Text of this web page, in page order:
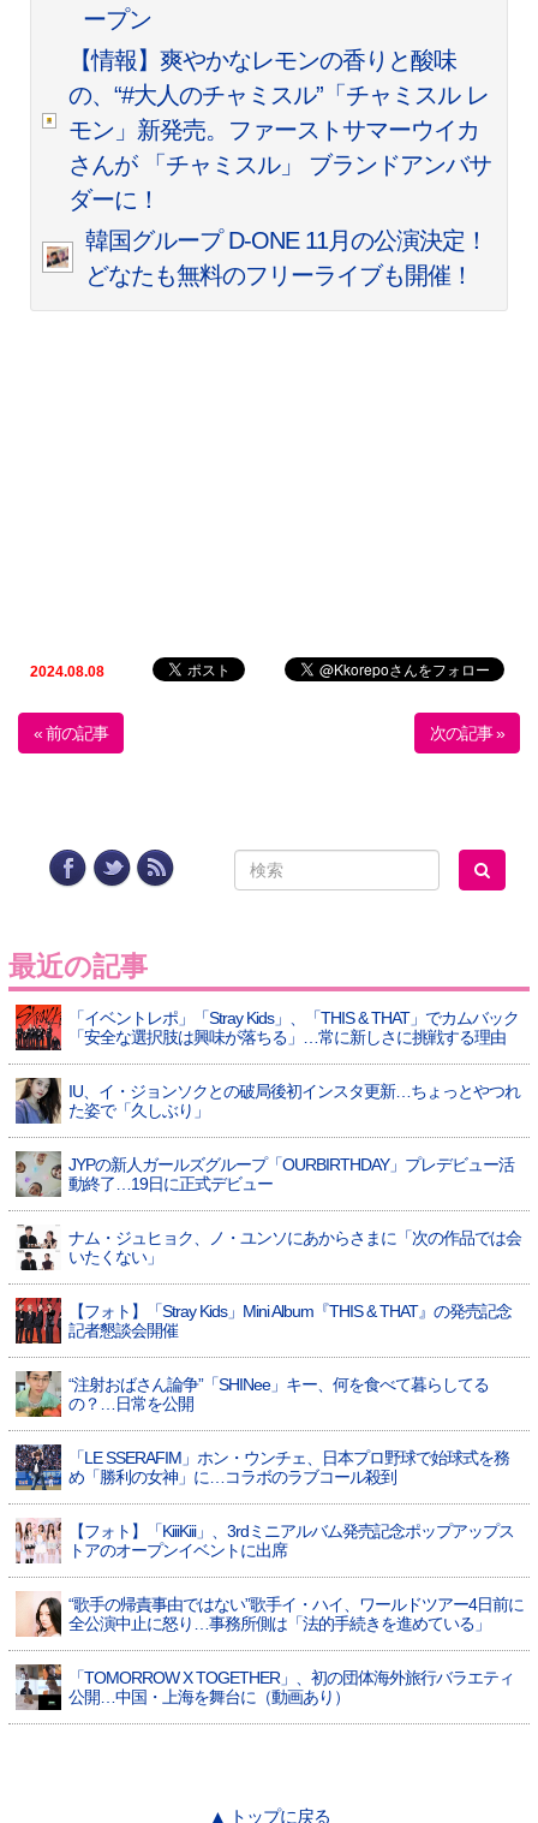
ープン
【情報】爽やかなレモンの香りと酸味
の、“#大人のチャミスル”「チャミスル レ
モン」新発売。ファーストサマーウイカ
さんが 「チャミスル」 ブランドアンバサ
ダーに！
韓国グループ D-ONE 11月の公演決定！
どなたも無料のフリーライブも開催！
2024.08.08
« 前の記事 次の記事 »
最近の記事
「イベントレポ」「Stray Kids」、「THIS & THAT」でカムバック
「安全な選択肢は興味が落ちる」…常に新しさに挑戦する理由
IU、イ・ジョンソクとの破局後初インスタ更新…ちょっとやつれ
た姿で「久しぶり」
JYPの新人ガールズグループ「OURBIRTHDAY」プレデビュー活
動終了…19日に正式デビュー
ナム・ジュヒョク、ノ・ユンソにあからさまに「次の作品では会
いたくない」
【フォト】「Stray Kids」Mini Album『THIS & THAT』の発売記念
記者懇談会開催
“注射おばさん論争”「SHINee」キー、何を食べて暮らしてる
の？…日常を公開
「LE SSERAFIM」ホン・ウンチェ、日本プロ野球で始球式を務
め「勝利の女神」に…コラボのラブコール殺到
【フォト】「KiiiKiii」、3rdミニアルバム発売記念ポップアップス
トアのオープンイベントに出席
“歌手の帰責事由ではない”歌手イ・ハイ、ワールドツアー4日前に
全公演中止に怒り…事務所側は「法的手続きを進めている」
「TOMORROW X TOGETHER」、初の団体海外旅行バラエティ
公開…中国・上海を舞台に（動画あり）
▲ トップに戻る